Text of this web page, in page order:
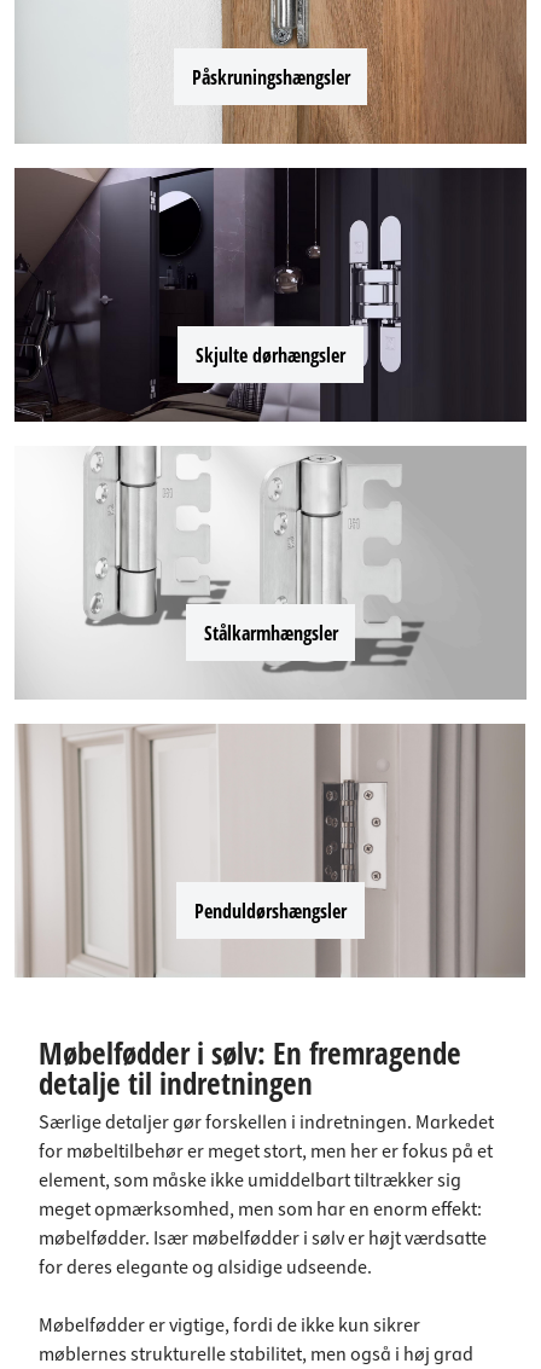
Påskruningshængsler
Skjulte dørhængsler
Stålkarmhængsler
Penduldørshængsler
Møbelfødder i sølv: En fremragende
detalje til indretningen
Særlige detaljer gør forskellen i indretningen. Markedet
for møbeltilbehør er meget stort, men her er fokus på et
element, som måske ikke umiddelbart tiltrækker sig
meget opmærksomhed, men som har en enorm effekt:
møbelfødder. Især møbelfødder i sølv er højt værdsatte
for deres elegante og alsidige udseende.
Møbelfødder er vigtige, fordi de ikke kun sikrer
møblernes strukturelle stabilitet, men også i høj grad